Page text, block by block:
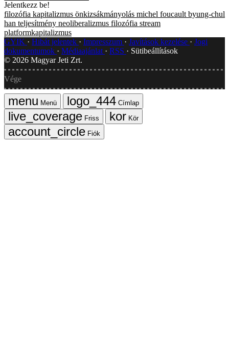
Jelentkezz be!
filozófia kapitalizmus önkizsákmányolás michel foucault byung-chul
han teljesítmény neoliberalizmus filozófia stream
platformkapitalizmus
GYIK
Hibát jelentek Impresszum Javítások kezelése
Jogi
dokumentumok
Médiaajánlat RSS
Sütibeállítások
© 2026 Magyar Jeti Zrt.
Vége
Menü
Címlap
Friss
Kör
Fiók